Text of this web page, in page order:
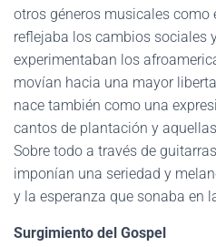
otros géneros musicales como
reflejaba los cambios sociales
experimentaban los
movían hacia una mayor
nace también como una
cantos de plantación y
Sobre todo a través de
imponían una seriedad y
y la esperanza que sonaba en
Surgimiento del Gospel